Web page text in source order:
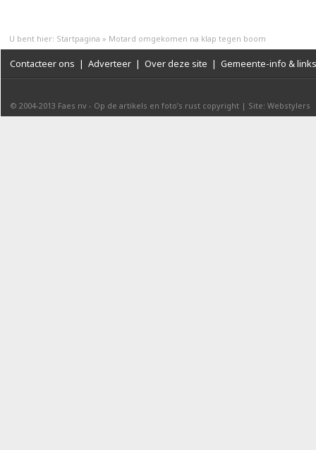
U bent hier: Startpagina » Motard omgekomen na klap tegen boom
Contacteer ons | Adverteer | Over deze site | Gemeente-info & links
© 2004-2013 Faes nv - Op de artikels en foto’s rust copyright | Site: Webstylers